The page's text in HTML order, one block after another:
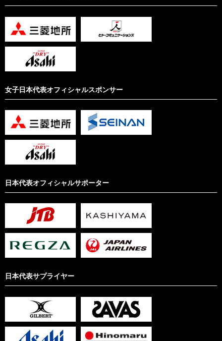
女子日本代表オフィシャルスポンサー
日本代表オフィシャルサポーター
日本代表サプライヤー